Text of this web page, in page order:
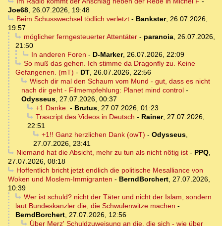
Joe68, 26.07.2026, 19:48
Beim Schusswechsel tödlich verletzt- Bankster, 26.07.2026,
19:57
möglicher ferngesteuerter Attentäter- paranoia, 26.07.2026,
21:50
In anderen Foren - D-Marker, 26.07.2026, 22:09
So muß das gehen. Ich stimme da Dragonfly zu. Keine
Gefangenen. (mT) - DT, 26.07.2026, 22:56
Wisch dir mal den Schaum vom Mund - gut, dass es nicht
nach dir geht - Filmempfehlung: Planet mind control -
Odysseus, 27.07.2026, 00:37
+1 Danke. - Brutus, 27.07.2026, 01:23
Trascript des Videos in Deutsch - Rainer, 27.07.2026,
22:51
+1!! Ganz herzlichen Dank (owT) - Odysseus,
27.07.2026, 23:41
Niemand hat die Absicht, mehr zu tun als nicht nötig ist- PPQ,
27.07.2026, 08:18
Hoffentlich bricht jetzt endlich die politische Mesalliance von
Woken und Moslem-Immigranten - BerndBorchert, 27.07.2026,
10:39
Wer ist schuld? nicht der Täter und nicht der Islam, sondern
laut Bundeskanzler die, die Schwulenwitze machen -
BerndBorchert, 27.07.2026, 12:56
Über Merz' Schuldzuweisung an die, die sich - wie über